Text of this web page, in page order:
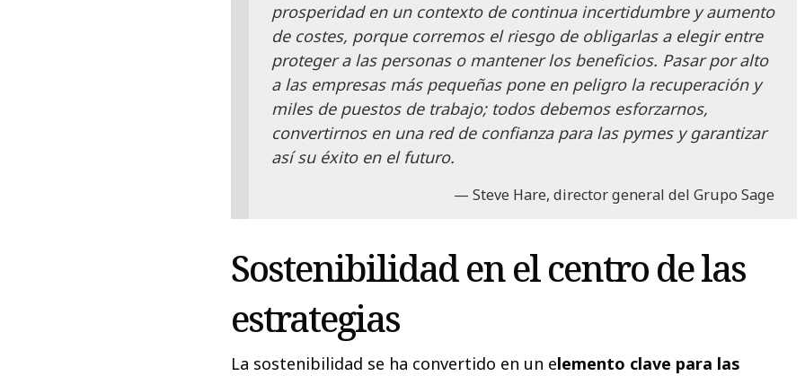
prosperidad en un contexto de continua incertidumbre y aumento
de costes, porque corremos el riesgo de obligarlas a elegir entre
proteger a las personas o mantener los beneficios. Pasar por alto
a las empresas más pequeñas pone en peligro la recuperación y
miles de puestos de trabajo; todos debemos esforzarnos,
convertirnos en una red de confianza para las pymes y garantizar
así su éxito en el futuro.
Steve Hare, director general del Grupo Sage
Sostenibilidad en el centro de las
estrategias
La sostenibilidad se ha convertido en un elemento clave para las